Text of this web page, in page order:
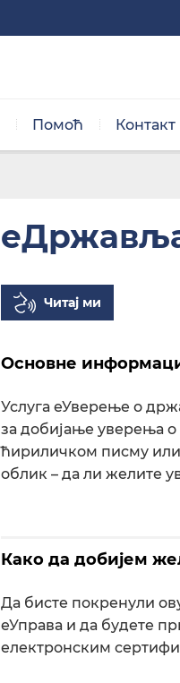
Помоћ Контакт
Читај ми
Основне
Услуга еУверење о
за добијање уверења
ћириличком писму или
облик – да ли желите
Како да добијем
Да бисте покренули
еУправа и да будете
електронским